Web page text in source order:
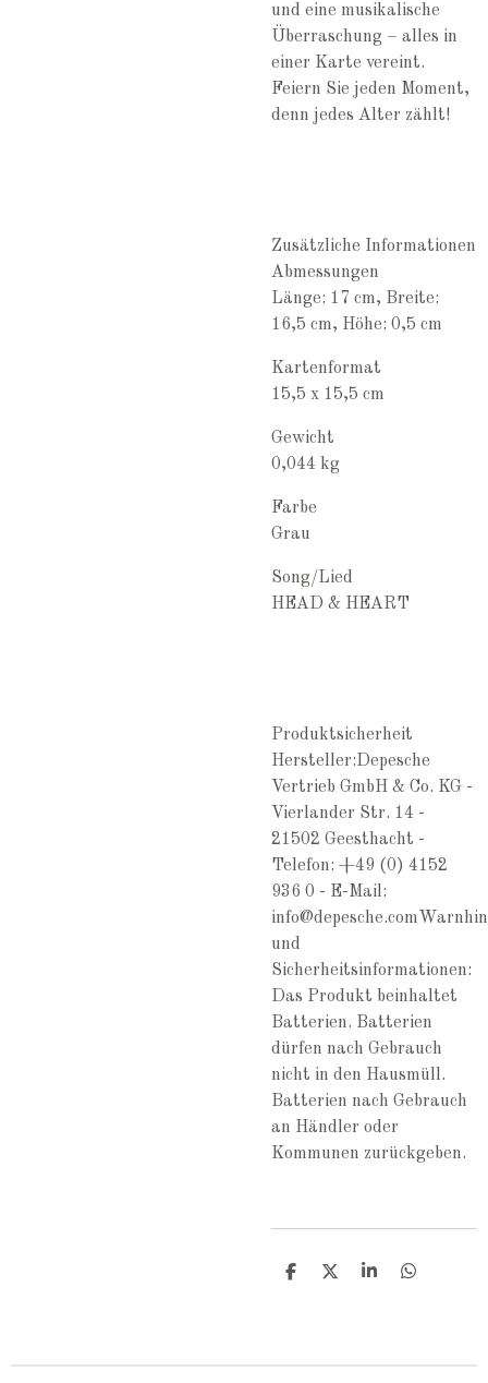
und eine musikalische
Überraschung – alles in
einer Karte vereint.
Feiern Sie jeden Moment,
denn jedes Alter zählt!
Zusätzliche Informationen
Abmessungen
Länge: 17 cm, Breite:
16,5 cm, Höhe: 0,5 cm
Kartenformat
15,5 x 15,5 cm
Gewicht
0,044 kg
Farbe
Grau
Song/Lied
HEAD & HEART
Produktsicherheit
Hersteller:Depesche
Vertrieb GmbH & Co. KG -
Vierlander Str. 14 -
21502 Geesthacht -
Telefon: +49 (0) 4152
936 0 - E-Mail:
und
Sicherheitsinformationen:
Das Produkt beinhaltet
Batterien. Batterien
dürfen nach Gebrauch
nicht in den Hausmüll.
Batterien nach Gebrauch
an Händler oder
Kommunen zurückgeben.
T
n
T
n
T
n
T
n